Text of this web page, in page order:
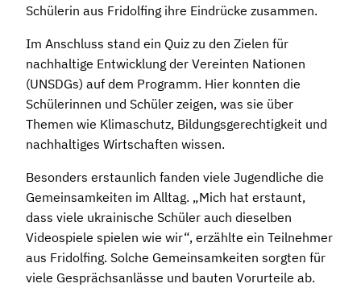
Schülerin aus Fridolfing ihre Eindrücke zusammen.
Im Anschluss stand ein Quiz zu den Zielen für
nachhaltige Entwicklung der Vereinten Nationen
(UNSDGs) auf dem Programm. Hier konnten die
Schülerinnen und Schüler zeigen, was sie über
Themen wie Klimaschutz, Bildungsgerechtigkeit und
nachhaltiges Wirtschaften wissen.
Besonders erstaunlich fanden viele Jugendliche die
Gemeinsamkeiten im Alltag. „Mich hat erstaunt,
dass viele ukrainische Schüler auch dieselben
Videospiele spielen wie wir“, erzählte ein Teilnehmer
aus Fridolfing. Solche Gemeinsamkeiten sorgten für
viele Gesprächsanlässe und bauten Vorurteile ab.